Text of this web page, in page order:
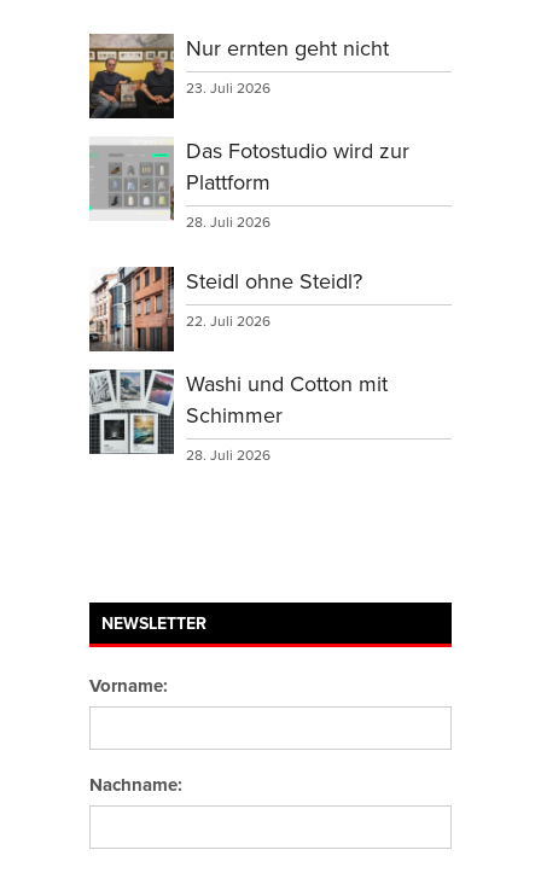
Nur ernten geht nicht
23. Juli 2026
Das Fotostudio wird zur
Plattform
28. Juli 2026
Steidl ohne Steidl?
22. Juli 2026
Washi und Cotton mit
Schimmer
28. Juli 2026
NEWSLETTER
Vorname:
Nachname: